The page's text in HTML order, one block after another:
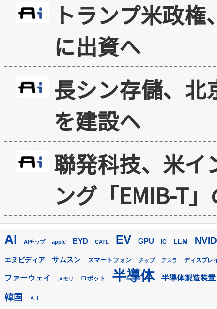
トランプ米政
に出資へ
長シン存儲、北
を建設へ
聯発科技、米イ
ング「EMIB-T
AI AIチップ apple BYD CATL EV GPU IC LLM
エヌビディア サムスン スマートフォン チップ テスラ ディスプレ
ファーウェイ メモリ ロボット 半導体 半導体製造装置
韓国 ＡＩ